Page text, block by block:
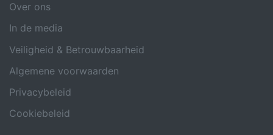
Over ons
In de media
Veiligheid & Betrouwbaarheid
Algemene voorwaarden
Privacybeleid
Cookiebeleid